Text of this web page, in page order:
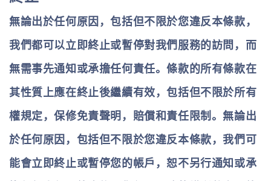
無論出於任何原因，包括但不限於您違反本條款，
我們都可以立即終止或暫停對我們服務的訪問，而
無需事先通知或承擔任何責任。條款的所有條款在
其性質上應在終止後繼續有效，包括但不限於所有
權規定，保修免責聲明，賠償和責任限制。無論出
於任何原因，包括但不限於您違反本條款，我們可
能會立即終止或暫停您的帳戶，恕不另行通知或承